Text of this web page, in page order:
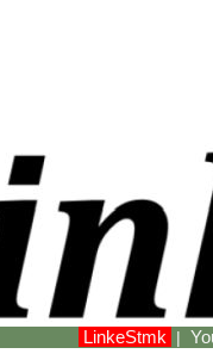
LinkeStmk |